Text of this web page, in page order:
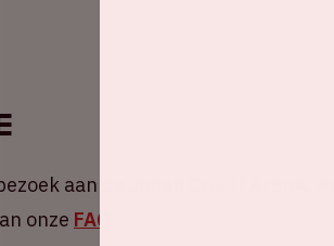
aan de Johan Cruijff ArenA.
onze FAQ